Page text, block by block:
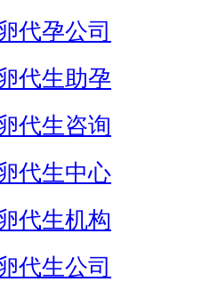
代孕公司
代生助孕
代生咨询
代生中心
代生机构
代生公司